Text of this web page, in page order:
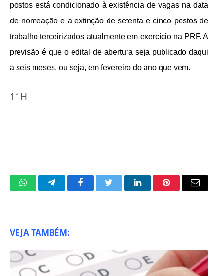
postos está condicionado à existência de vagas na data
de nomeação e a extinção de setenta e cinco postos de
trabalho terceirizados atualmente em exercício na PRF. A
previsão é que o edital de abertura seja publicado daqui
a seis meses, ou seja, em fevereiro do ano que vem.
11H
WhatsAppTelegramFacebookTwitter LinkedInPinterestEmail
VEJA TAMBÉM: